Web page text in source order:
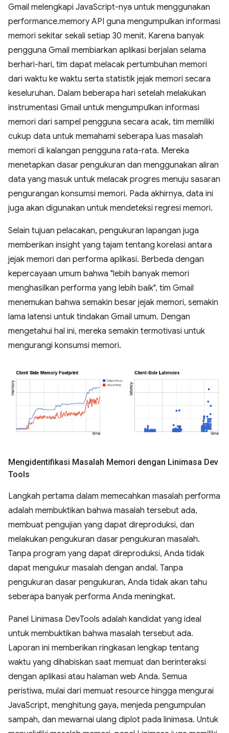
Gmail melengkapi JavaScript-nya untuk menggunakan
performance.memory API guna mengumpulkan informasi
memori sekitar sekali setiap 30 menit. Karena banyak
pengguna Gmail membiarkan aplikasi berjalan selama
berhari-hari, tim dapat melacak pertumbuhan memori
dari waktu ke waktu serta statistik jejak memori secara
keseluruhan. Dalam beberapa hari setelah melakukan
instrumentasi Gmail untuk mengumpulkan informasi
memori dari sampel pengguna secara acak, tim memiliki
cukup data untuk memahami seberapa luas masalah
memori di kalangan pengguna rata-rata. Mereka
menetapkan dasar pengukuran dan menggunakan aliran
data yang masuk untuk melacak progres menuju sasaran
pengurangan konsumsi memori. Pada akhirnya, data ini
juga akan digunakan untuk mendeteksi regresi memori.
Selain tujuan pelacakan, pengukuran lapangan juga
memberikan insight yang tajam tentang korelasi antara
jejak memori dan performa aplikasi. Berbeda dengan
kepercayaan umum bahwa "lebih banyak memori
menghasilkan performa yang lebih baik", tim Gmail
menemukan bahwa semakin besar jejak memori, semakin
lama latensi untuk tindakan Gmail umum. Dengan
mengetahui hal ini, mereka semakin termotivasi untuk
mengurangi konsumsi memori.
Mengidentifikasi Masalah Memori dengan Linimasa Dev
Tools
Langkah pertama dalam memecahkan masalah performa
adalah membuktikan bahwa masalah tersebut ada,
membuat pengujian yang dapat direproduksi, dan
melakukan pengukuran dasar pengukuran masalah.
Tanpa program yang dapat direproduksi, Anda tidak
dapat mengukur masalah dengan andal. Tanpa
pengukuran dasar pengukuran, Anda tidak akan tahu
seberapa banyak performa Anda meningkat.
Panel Linimasa DevTools adalah kandidat yang ideal
untuk membuktikan bahwa masalah tersebut ada.
Laporan ini memberikan ringkasan lengkap tentang
waktu yang dihabiskan saat memuat dan berinteraksi
dengan aplikasi atau halaman web Anda. Semua
peristiwa, mulai dari memuat resource hingga mengurai
JavaScript, menghitung gaya, menjeda pengumpulan
sampah, dan mewarnai ulang diplot pada linimasa. Untuk